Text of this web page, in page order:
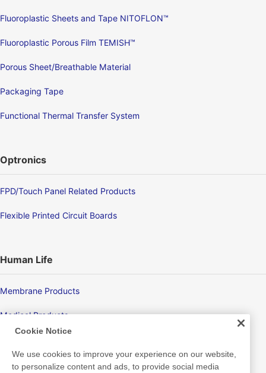
Fluoroplastic Sheets and Tape NITOFLON™
Fluoroplastic Porous Film TEMISH™
Porous Sheet/Breathable Material
Packaging Tape
Functional Thermal Transfer System
Optronics
FPD/Touch Panel Related Products
Flexible Printed Circuit Boards
Human Life
Membrane Products
Medical Products
Cookie Notice
We use cookies to improve your experience on our website,
to personalize content and ads, to provide social media